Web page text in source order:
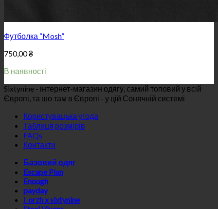
Футболка “Mosh”
750,00₴
В наявності
Sixtynine - інтернет-магазин одягу, самий топовий у всій
Європі, та шо там в Європі - у цій Сонячній системі
Користувацька угода
Таблиця розмірів
FAQs
Контакти
Базовий одяг
Escape Plan
Enough
payday
i_orzh x sixtynine